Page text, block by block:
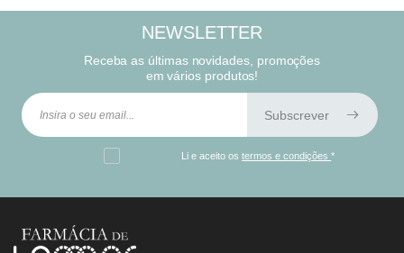
NEWSLETTER
Receba as últimas novidades, promoções
em vários produtos!
Subscrever
Li e aceito ostermos e condições*